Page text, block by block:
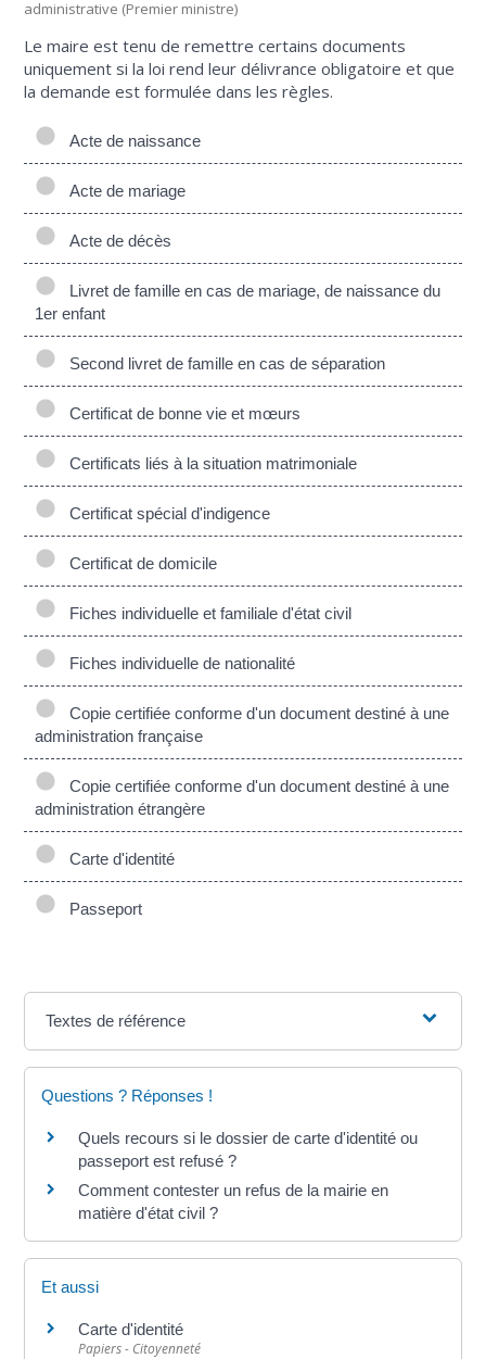
administrative (Premier ministre)
Le maire est tenu de remettre certains documents
uniquement si la loi rend leur délivrance obligatoire et que
la demande est formulée dans les règles.
Acte de naissance
Acte de mariage
Acte de décès
Livret de famille en cas de mariage, de naissance du
1er enfant
Second livret de famille en cas de séparation
Certificat de bonne vie et mœurs
Certificats liés à la situation matrimoniale
Certificat spécial d'indigence
Certificat de domicile
Fiches individuelle et familiale d'état civil
Fiches individuelle de nationalité
Copie certifiée conforme d'un document destiné à une
administration française
Copie certifiée conforme d'un document destiné à une
administration étrangère
Carte d'identité
Passeport
Textes de référence
Questions ? Réponses !
Quels recours si le dossier de carte d'identité ou
passeport est refusé ?
Comment contester un refus de la mairie en
matière d'état civil ?
Et aussi
Carte d'identité
Papiers - Citoyenneté